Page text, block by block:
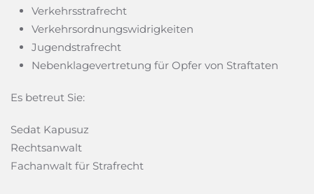
Verkehrsstrafrecht
Verkehrsordnungswidrigkeiten
Jugendstrafrecht
Nebenklagevertretung für Opfer von Straftaten
Es betreut Sie:
Sedat Kapusuz
Rechtsanwalt
Fachanwalt für Strafrecht